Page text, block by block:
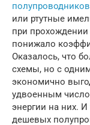
или ртутные
при прохождении
понижало
Оказалось, что
схемы, но с
экономично
удвоенным
энергии на них.
дешевых